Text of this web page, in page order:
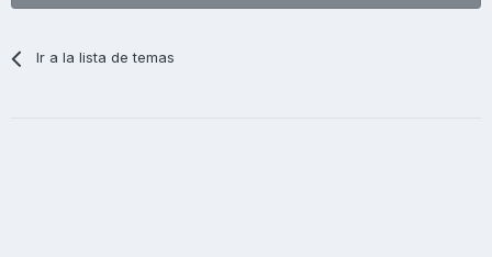
Ir a la lista de temas